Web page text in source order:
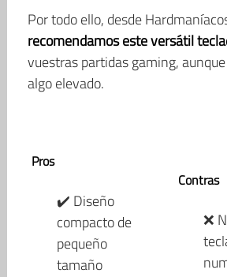
Por todo ello, desde
recomendamos este versátil
vuestras partidas gaming,
algo elevado.
Pros
✔️ Diseño
compacto de
pequeño
tamaño
Contras
❌